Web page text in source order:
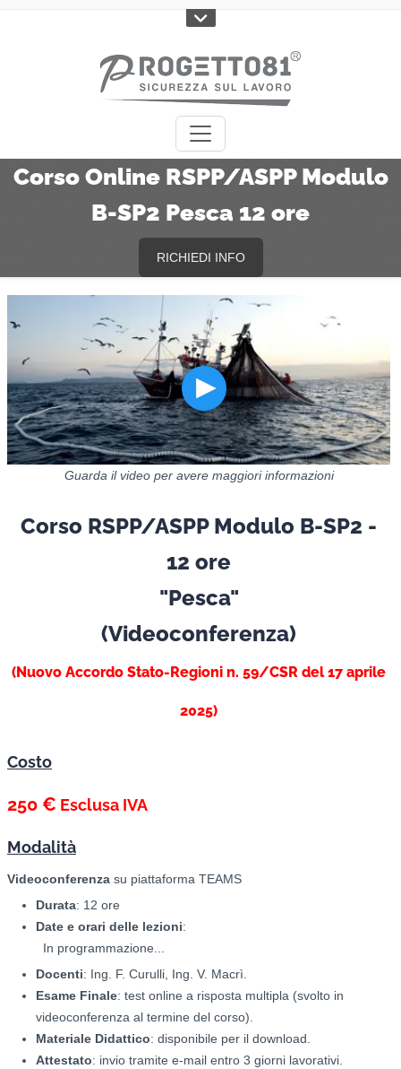
Corso Online RSPP/ASPP Modulo
B-SP2 Pesca 12 ore
Guarda il video per avere maggiori informazioni
Corso RSPP/ASPP Modulo B-SP2 -
12 ore
"Pesca"
(Videoconferenza)
(Nuovo Accordo Stato-Regioni n. 59/CSR del 17 aprile
2025)
Costo
250 € Esclusa IVA
Modalità
Videoconferenza su piattaforma TEAMS
Durata: 12 ore
Date e orari delle lezioni:
In programmazione...
Docenti: Ing. F. Curulli, Ing. V. Macrì.
Esame Finale: test online a risposta multipla (svolto in
videoconferenza al termine del corso).
Materiale Didattico: disponibile per il download.
Attestato: invio tramite e-mail entro 3 giorni lavorativi.